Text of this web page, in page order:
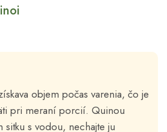
objem počas varenia, čo je
pri meraní porcií. Quinou
sitku s vodou, nechajte ju